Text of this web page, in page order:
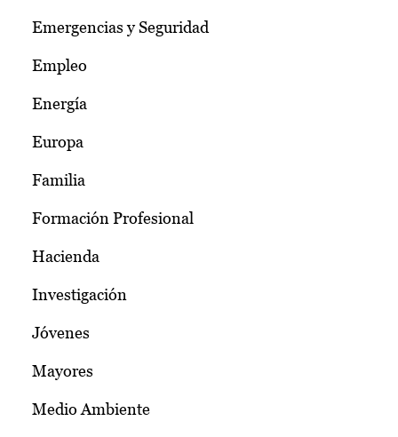
Emergencias y Seguridad
Empleo
Energía
Europa
Familia
Formación Profesional
Hacienda
Investigación
Jóvenes
Mayores
Medio Ambiente